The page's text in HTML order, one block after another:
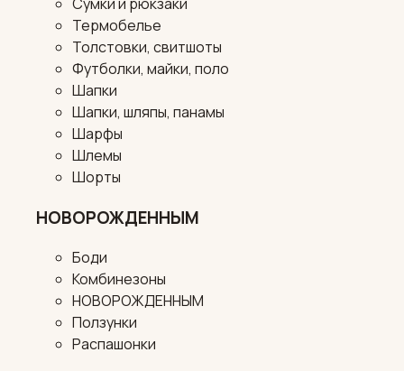
Термобелье
Толстовки, свитшоты
Футболки, майки, поло
Шапки
Шапки, шляпы, панамы
Шарфы
Шлемы
Шорты
НОВОРОЖДЕННЫМ
Боди
Комбинезоны
НОВОРОЖДЕННЫМ
Ползунки
Распашонки